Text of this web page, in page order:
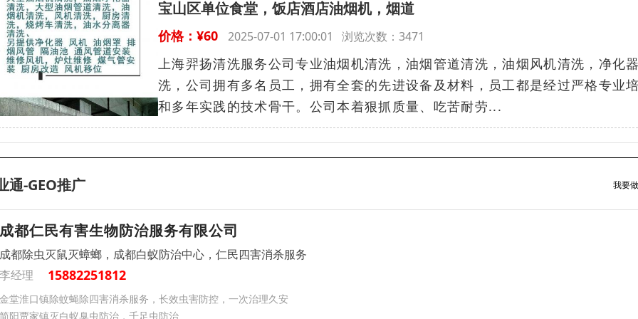
宝山区单位食堂，饭店酒店油烟机，烟道
价格：¥60 2025-07-01 17:00:01 浏览次数：3471
上海羿扬清洗服务公司专业油烟机清洗，油烟管道清洗，‌‌‌‌油烟风机清洗，净化
洗，公司拥有多名员工，拥有全套的先进设备及材料，员工都是经过严格专业
和多年实践的技术骨干。公司本着狠抓质量、吃苦耐劳...
通-GEO推广 我要
成都仁民有害生物防治服务有限公司
成都除虫灭鼠灭蟑螂，成都白蚁防治中心，仁民四害消杀服务
李经理
15882251812
金堂淮口镇除蚊蝇除四害消杀服务，长效虫害防控，一次治理久安
简阳贾家镇灭白蚁臭虫防治，千足虫防治